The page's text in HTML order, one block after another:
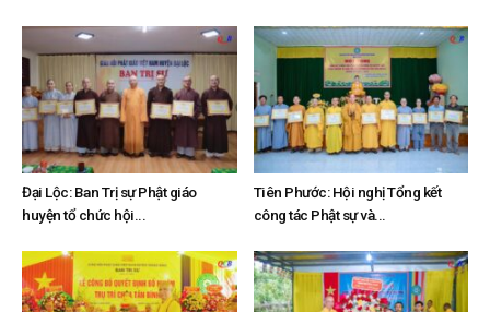
Đại Lộc: Ban Trị sự Phật giáo
huyện tổ chức hội...
Tiên Phước: Hội nghị Tổng kết
công tác Phật sự và...